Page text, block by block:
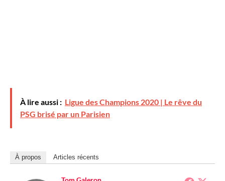
À lire aussi : Ligue des Champions 2020 | Le rêve du
PSG brisé par un Parisien
À propos Articles récents